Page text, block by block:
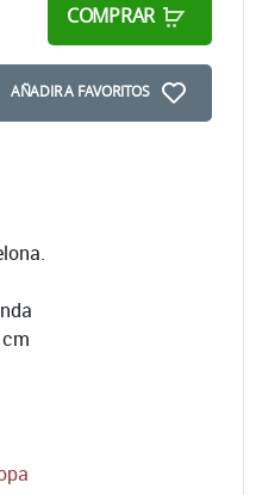
COMPRAR
AÑADIR A FAVORITOS